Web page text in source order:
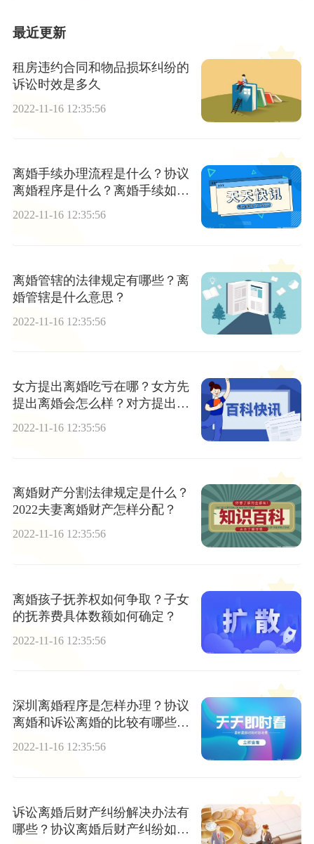
最近更新
租房违约合同和物品损坏纠纷的
诉讼时效是多久
2022-11-16 12:35:56
离婚手续办理流程是什么？协议
离婚程序是什么？离婚手续如何
办理？
2022-11-16 12:35:56
离婚管辖的法律规定有哪些？离
婚管辖是什么意思？
2022-11-16 12:35:56
女方提出离婚吃亏在哪？女方先
提出离婚会怎么样？对方提出离
婚该怎么办？
2022-11-16 12:35:56
离婚财产分割法律规定是什么？
2022夫妻离婚财产怎样分配？
2022-11-16 12:35:56
离婚孩子抚养权如何争取？子女
的抚养费具体数额如何确定？
2022-11-16 12:35:56
深圳离婚程序是怎样办理？协议
离婚和诉讼离婚的比较有哪些不
同？
2022-11-16 12:35:56
诉讼离婚后财产纠纷解决办法有
哪些？协议离婚后财产纠纷如何